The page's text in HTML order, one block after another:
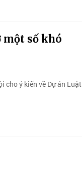
một số khó
cho ý kiến về Dự án Luật